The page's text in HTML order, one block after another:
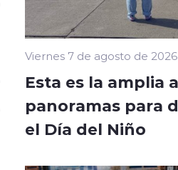
Viernes 7 de agosto de 2026
Esta es la amplia
panoramas para
el Día del Niño